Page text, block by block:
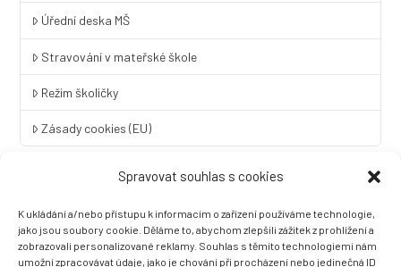
Spravovat souhlas s cookies
K ukládání a/nebo přístupu k informacím o zařízení používáme technologie,
jako jsou soubory cookie. Děláme to, abychom zlepšili zážitek z prohlížení a
zobrazovali personalizované reklamy. Souhlas s těmito technologiemi nám
umožní zpracovávat údaje, jako je chování při procházení nebo jedinečná ID
Úřední deska MŠ
Stravování v mateřské škole
Režim školičky
Zásady cookies (EU)
LINGUA UNIVERSAL soukromá základní škola a mateřská škola
s.r.o.
Sovova 2